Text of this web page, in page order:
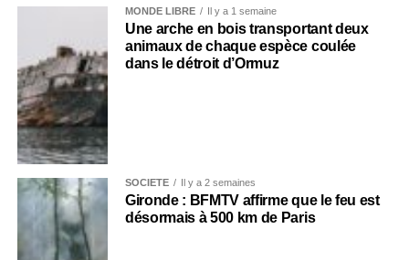
MONDE LIBRE Il y a 1 semaine
Une arche en bois transportant deux
animaux de chaque espèce coulée
dans le détroit d’Ormuz
SOCIÉTÉ Il y a 2 semaines
Gironde : BFMTV affirme que le feu est
désormais à 500 km de Paris